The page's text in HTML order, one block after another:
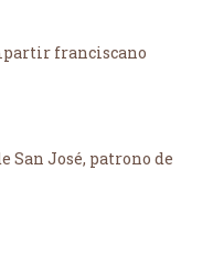
franciscano
San José, patrono de